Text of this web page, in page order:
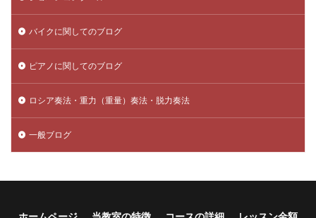
バイクに関してのブログ
ピアノに関してのブログ
ロシア奏法・重力（重量）奏法・脱力奏法
一般ブログ